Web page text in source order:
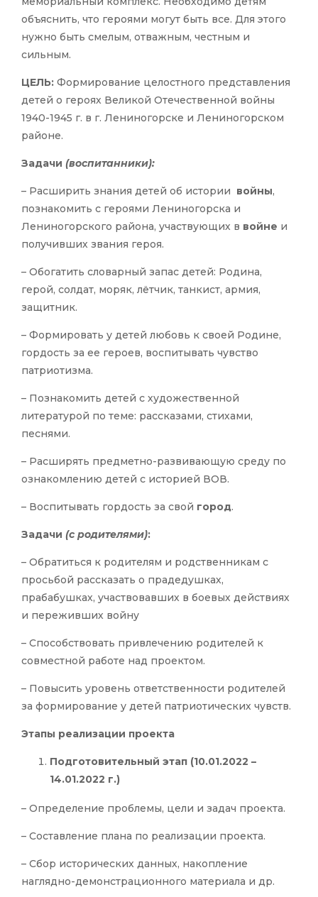
объяснить, что героями могут быть все. Для этого
нужно быть смелым, отважным, честным и
сильным.
ЦЕЛЬ: Формирование целостного представления
детей о героях Великой Отечественной войны
1940-1945 г. в г. Лениногорске и Лениногорском
районе.
Задачи (воспитанники):
– Расширить знания детей об истории войны,
познакомить с героями Лениногорска и
Лениногорского района, участвующих в войне и
получивших звания героя.
– Обогатить словарный запас детей: Родина,
герой, солдат, моряк, лётчик, танкист, армия,
защитник.
– Формировать у детей любовь к своей Родине,
гордость за ее героев, воспитывать чувство
патриотизма.
– Познакомить детей с художественной
литературой по теме: рассказами, стихами,
песнями.
– Расширять предметно-развивающую среду по
ознакомлению детей с историей ВОВ.
– Воспитывать гордость за свой город.
Задачи (с родителями):
– Обратиться к родителям и родственникам с
просьбой рассказать о прадедушках,
прабабушках, участвовавших в боевых действиях
и переживших войну
– Способствовать привлечению родителей к
совместной работе над проектом.
– Повысить уровень ответственности родителей
за формирование у детей патриотических чувств.
Этапы реализации проекта
Подготовительный этап (10.01.2022 –
14.01.2022 г.)
– Определение проблемы, цели и задач проекта.
– Составление плана по реализации проекта.
– Сбор исторических данных, накопление
наглядно-демонстрационного материала и др.